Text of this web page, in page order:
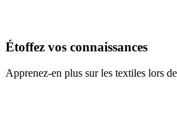
Étoffez vos connaissances
Apprenez-en plus sur les textiles lors